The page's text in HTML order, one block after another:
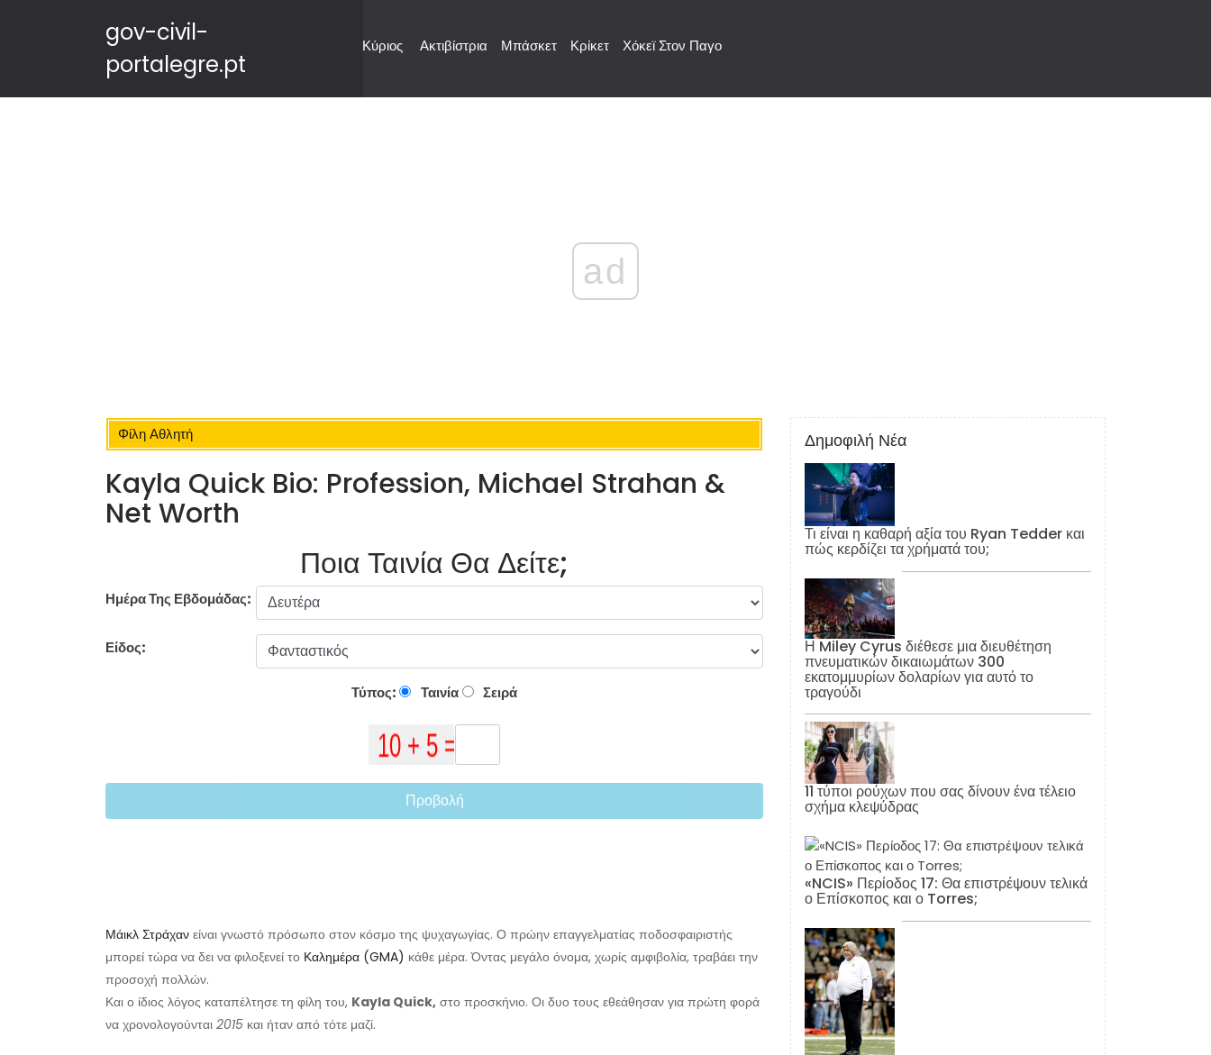
gov-civil-
portalegre.pt
Κύριος Ακτιβίστρια Μπάσκετ Κρίκετ Χόκεϊ Στον Παγο
ad
Φίλη Αθλητή
Kayla Quick Bio: Profession, Michael Strahan &
Net Worth
Ποια Ταινία Θα Δείτε;
Ημέρα Της Εβδομάδας:
Είδος:
Τύπος: Ταινία Σειρά
Προβολή
Μάικλ Στράχαν είναι γνωστό πρόσωπο στον κόσμο της ψυχαγωγίας. Ο πρώην επαγγελματίας ποδοσφαιριστής
μπορεί τώρα να δει να φιλοξενεί το Καλημέρα (GMA) κάθε μέρα. Όντας μεγάλο όνομα, χωρίς αμφιβολία, τραβάει την
προσοχή πολλών.
Και ο ίδιος λόγος καταπέλτησε τη φίλη του, Kayla Quick, στο προσκήνιο. Οι δυο τους εθεάθησαν για πρώτη φορά
να χρονολογούνται 2015 και ήταν από τότε μαζί.
Δημοφιλή Νέα
Τι είναι η καθαρή αξία του Ryan Tedder και
πώς κερδίζει τα χρήματά του;
Η Miley Cyrus διέθεσε μια διευθέτηση
πνευματικών δικαιωμάτων 300
εκατομμυρίων δολαρίων για αυτό το
τραγούδι
11 τύποι ρούχων που σας δίνουν ένα τέλειο
σχήμα κλεψύδρας
«NCIS» Περίοδος 17: Θα επιστρέψουν τελικά
ο Επίσκοπος και ο Torres;